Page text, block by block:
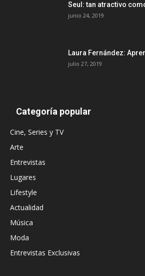
Seul: tan atractivo
junio 24, 2019
Laura Fernández:
julio 27, 2019
Categoría popular
Cine, Series y TV
Arte
Entrevistas
Lugares
Lifestyle
Actualidad
Música
Moda
Entrevistas Exclusivas